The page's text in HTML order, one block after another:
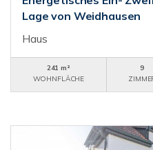
Lage von Weidhausen
Haus
241 m²
WOHNFLÄCHE
9